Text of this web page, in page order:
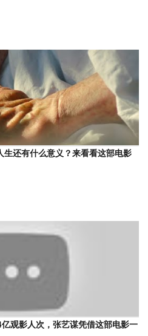
生还有什么意义？来看看这部电影
观影人次，张艺谋凭借这部电影一